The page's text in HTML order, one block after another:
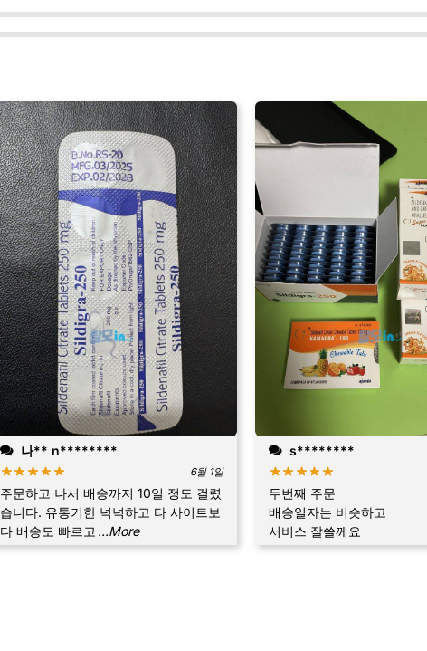
나** n********
6월 1일
주문하고 나서 배송까지 10일 정도 걸렸
습니다. 유통기한 넉넉하고 타 사이트보
다 배송도 빠르고 ...More
s********
두번째 주문
배송일자는 비슷하고
서비스 잘쓸께요